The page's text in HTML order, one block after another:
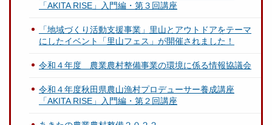
「AKITA RISE」入門編・第３回講座
「地域づくり活動支援事業」里山とアウトドアをテーマ
にしたイベント「里山フェス」が開催されました！
令和４年度 農業農村整備事業の環境に係る情報協議会
令和４年度秋田県農山漁村プロデューサー養成講座
「AKITA RISE」入門編・第２回講座